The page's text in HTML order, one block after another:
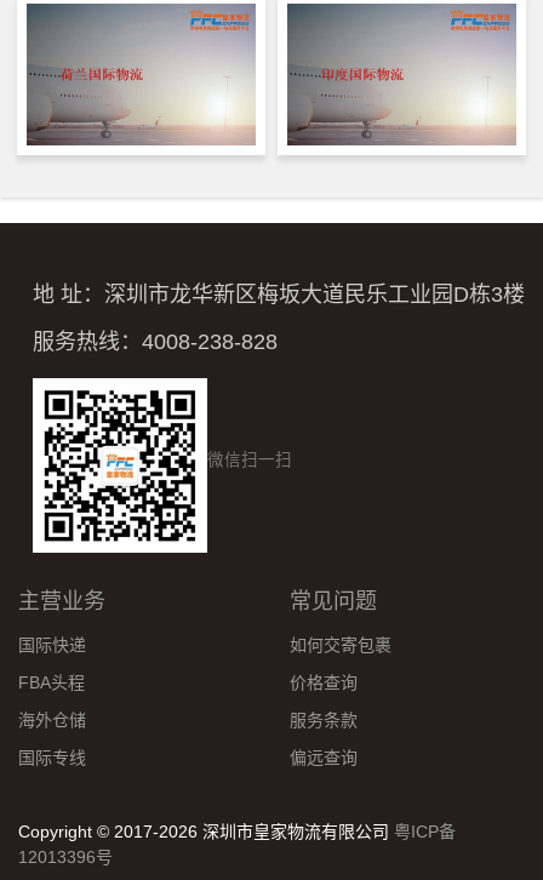
地 址：深圳市龙华新区梅坂大道民乐工业园D栋3楼
服务热线：4008-238-828
微信扫一扫
主营业务
国际快递
FBA头程
海外仓储
国际专线
常见问题
如何交寄包裹
价格查询
服务条款
偏远查询
Copyright © 2017-2026 深圳市皇家物流有限公司 粤ICP备
12013396号